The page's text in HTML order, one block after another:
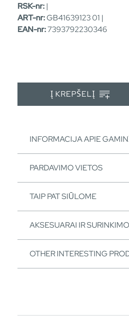
RSK-nr:|
ART-nr:GB41639123 01 |
EAN-nr:7393792230346
Į KREPŠELĮ
INFORMACIJA APIE
PARDAVIMO VIETOS
TAIP PAT SIŪLOME
AKSESUARAI IR
OTHER INTERESTING